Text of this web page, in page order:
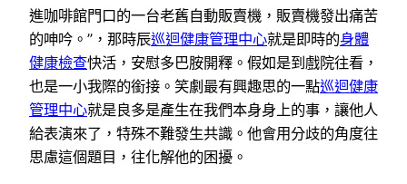
進咖啡館門口的一台老舊自動販賣機，販賣機發出痛苦
的呻吟。”，那時辰巡迴健康管理中心就是即時的身體
健康檢查快活，安慰多巴胺開釋。假如是到戲院往看，
也是一小我際的銜接。笑劇最有興趣思的一點巡迴健康
管理中心就是良多是產生在我們本身身上的事，讓他人
給表演來了，特殊不難發生共識。他會用分歧的角度往
思慮這個題目，往化解他的困擾。